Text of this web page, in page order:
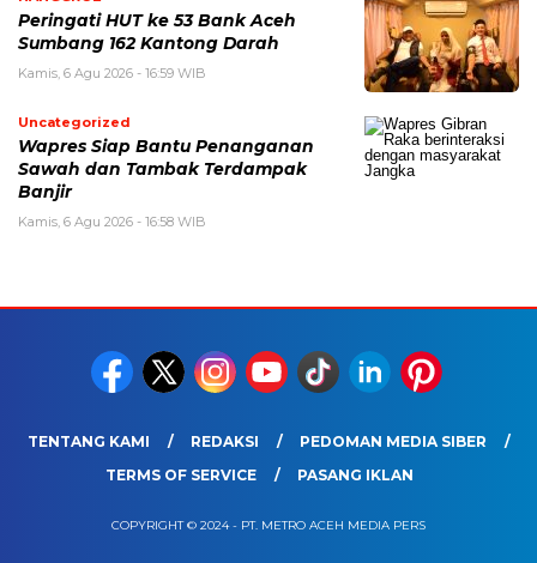
Peringati HUT ke 53 Bank Aceh
Sumbang 162 Kantong Darah
Kamis, 6 Agu 2026 - 16:59 WIB
Uncategorized
Wapres Siap Bantu Penanganan
Sawah dan Tambak Terdampak
Banjir
Kamis, 6 Agu 2026 - 16:58 WIB
TENTANG KAMI REDAKSI
PEDOMAN MEDIA SIBER
TERMS OF SERVICE
PASANG IKLAN
COPYRIGHT © 2024 - PT. METRO ACEH MEDIA PERS